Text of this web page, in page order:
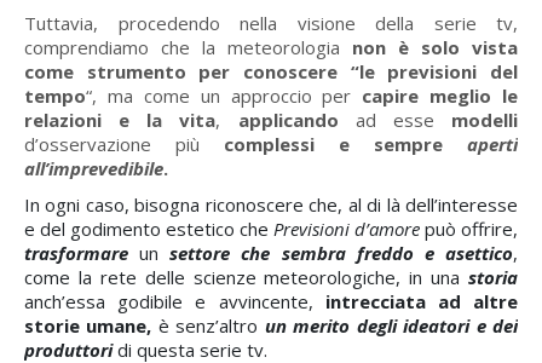
Tuttavia, procedendo nella visione della serie tv,
comprendiamo che la meteorologia non è solo vista
come strumento per conoscere “le previsioni del
tempo“, ma come un approccio per capire meglio le
relazioni e la vita, applicando ad esse modelli
d’osservazione più complessi e sempre aperti
all’imprevedibile.
In ogni caso, bisogna riconoscere che, al di là dell’interesse
e del godimento estetico che Previsioni d’amore può offrire,
trasformare unsettore che sembra freddo e asettico,
come la rete delle scienze meteorologiche, in una storia
anch’essa godibile e avvincente, intrecciata ad altre
storie umane, è senz’altro un merito degli ideatori e dei
produttoridi questa serie tv.